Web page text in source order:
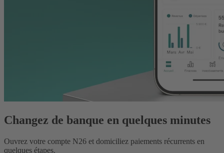
Changez de banque en quelques minutes
Ouvrez votre compte N26 et domiciliez paiements récurrents en
quelques étapes.